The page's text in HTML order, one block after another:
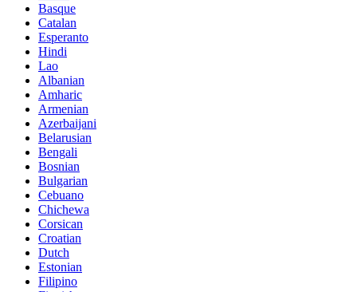
Basque
Catalan
Esperanto
Hindi
Lao
Albanian
Amharic
Armenian
Azerbaijani
Belarusian
Bengali
Bosnian
Bulgarian
Cebuano
Chichewa
Corsican
Croatian
Dutch
Estonian
Filipino